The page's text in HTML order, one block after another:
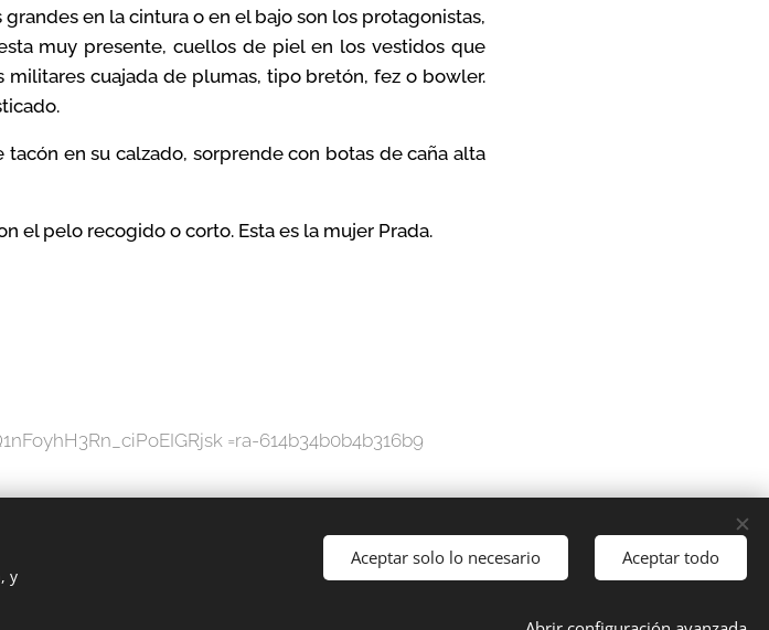
en la cintura o en el bajo son los protagonistas,
muy presente, cuellos de piel en los vestidos que
militares cuajada de plumas, tipo bretón, fez o bowler.
en su calzado, sorprende con botas de caña alta
el pelo recogido o corto. Esta es la mujer Prada.
=ra-614b34b0b4b316b9
y
Aceptar solo lo necesario Aceptar todo